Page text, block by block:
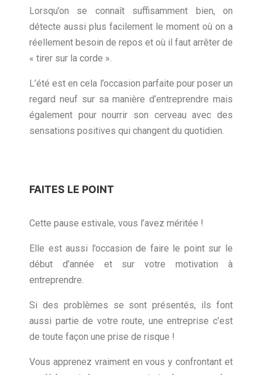
Lorsqu’on se connaît suffisamment bien, on
détecte aussi plus facilement le moment où on a
réellement besoin de repos et où il faut arrêter de
« tirer sur la corde ».
L’été est en cela l’occasion parfaite pour poser un
regard neuf sur sa manière d’entreprendre mais
également pour nourrir son cerveau avec des
sensations positives qui changent du quotidien.
FAITES LE POINT
Cette pause estivale, vous l’avez méritée !
Elle est aussi l’occasion de faire le point sur le
début d’année et sur votre motivation à
entreprendre.
Si des problèmes se sont présentés, ils font
aussi partie de votre route, une entreprise c’est
de toute façon une prise de risque !
Vous apprenez vraiment en vous y confrontant et